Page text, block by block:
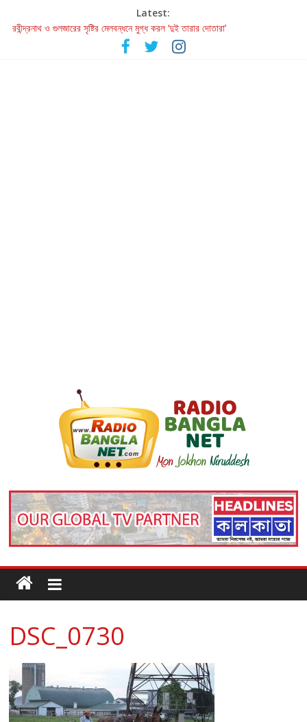
Latest:
রবীন্দ্রনাথ ও গুলজারের সৃষ্টির মেলবন্ধনে মুগ্ধ করল ‘দুই তারার দোতারা’
কলের গান থেকে রীলস্ — বাঙালির গান শোনার বিবর্তনের গল্প
জগন্নাথমঙ্গলম্ — বাংলায় প্রথমবার মঞ্চে এবার রথযাত্রার উদযাপন
DSC_0730